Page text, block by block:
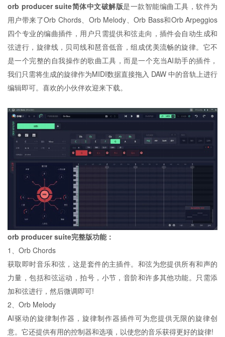
orb producer suite简体中文破解版是一款智能编曲工具，软件为
用户带来了Orb Chords、Orb Melody、Orb Bass和Orb Arpeggios
四个专业的编曲插件，用户只需提供和弦走向，插件会自动生成和
弦进行，旋律线，贝司线和琶音低音，组成优美流畅的旋律。它不
是一个完整的自我操作的歌曲工具，而是一个充当AI助手的插件，
我们只需将生成的旋律作为MIDI数据直接拖入 DAW 中的音轨上进行
编辑即可。喜欢的小伙伴欢迎来下载。
orb producer suite完整版功能：
1、Orb Chords
获取即时音乐和弦，这是套件的主插件。和弦为您提供所有和声的
力量，包括和弦运动，拍号，小节，音阶和许多其他功能。只需添
加和弦进行，然后微调即可!
2、Orb Melody
AI驱动的旋律制作器，旋律制作器插件可为您提供无限的旋律创
意。它还提供有用的控制器和选项，以使您的音乐获得更好的旋律!